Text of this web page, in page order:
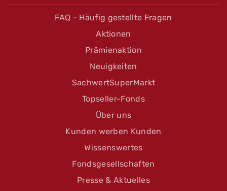
FAQ - Häufig gestellte Fragen
Aktionen
Prämienaktion
Neuigkeiten
SachwertSuperMarkt
Topseller-Fonds
Über uns
Kunden werben Kunden
Wissenswertes
Fondsgesellschaften
Presse & Aktuelles